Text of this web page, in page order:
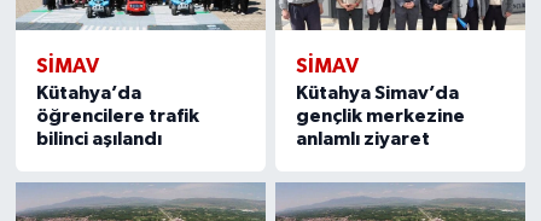
SIMAV
Kütahya’da
öğrencilere trafik
bilinci aşılandı
SIMAV
Kütahya Simav’da
gençlik merkezine
anlamlı ziyaret